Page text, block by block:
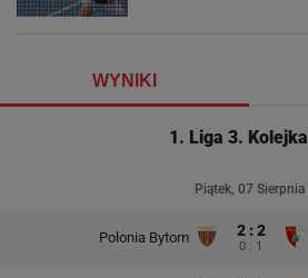
WYNIKI
1. Liga 3. Kolejka
Piątek, 07 Sierpnia
Polonia Bytom 2 : 2
0 : 1